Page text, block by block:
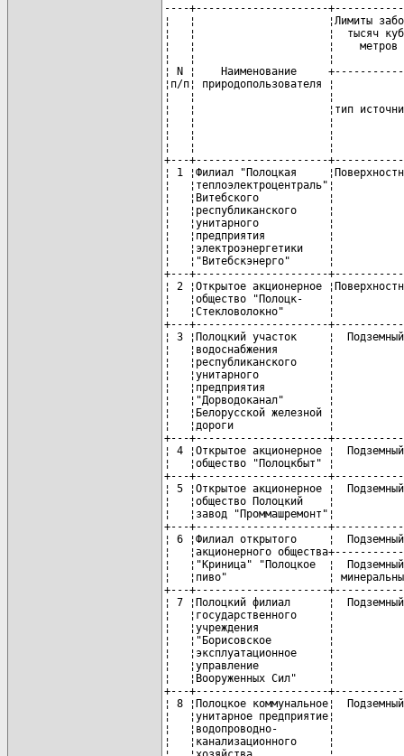
----+---------------------
¦   ¦                     ¦Лимиты
¦   ¦                     ¦  тысяч
¦   ¦                     ¦    метров в год
¦   ¦                     ¦
¦ N ¦    Наименование
¦п/п¦ природопользователя ¦
¦   ¦                     ¦
¦   ¦                     ¦тип
¦   ¦                     ¦
¦   ¦                     ¦             ¦
¦   ¦                     ¦
+---+---------------------
¦ 1 ¦Филиал "Полоцкая
¦
¦   ¦Витебского           ¦
¦   ¦республиканского     ¦
¦   ¦унитарного           ¦
¦   ¦предприятия          ¦
¦   ¦электроэнергетики    ¦
¦   ¦"Витебскэнерго"      ¦
+---+---------------------
¦ 2 ¦Открытое акционерное
¦   ¦общество "Полоцк-    ¦
¦   ¦Стекловолокно"       ¦
+---+---------------------
¦ 3 ¦Полоцкий участок     ¦
¦   ¦водоснабжения        ¦
¦   ¦республиканского     ¦
¦   ¦унитарного           ¦
¦   ¦предприятия          ¦
¦   ¦"Дорводоканал"       ¦
¦   ¦Белорусской железной
¦   ¦дороги               ¦
+---+---------------------
¦ 4 ¦Открытое акционерное ¦
¦   ¦общество "Полоцкбыт" ¦
+---+---------------------
¦ 5 ¦Открытое акционерное ¦
¦   ¦общество Полоцкий    ¦
¦   ¦завод
+---+---------------------
¦ 6 ¦Филиал открытого     ¦
¦   ¦акционерного
¦   ¦"Криница" "Полоцкое  ¦
¦   ¦пиво"                ¦
+---+---------------------
¦ 7 ¦Полоцкий филиал      ¦
¦   ¦государственного     ¦
¦   ¦учреждения           ¦
¦   ¦"Борисовское         ¦
¦   ¦эксплуатационное     ¦
¦   ¦управление           ¦
¦   ¦Вооруженных Сил"     ¦
+---+---------------------
¦ 8 ¦Полоцкое коммунальное¦
¦   ¦унитарное
¦   ¦водопроводно-        ¦
¦   ¦канализационного     ¦